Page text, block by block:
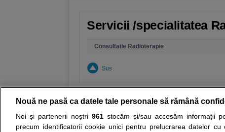
Servicii /specialitatea
Consultatie Radioterapie
Sus
Resurse: Autoevaluare simptome
Nouă ne pasă ca datele tale personale să rămână
Noi și partenerii noștri 961stocăm și/sau accesăm informații pe
precum identificatorii cookie unici pentru prelucrarea datelor cu